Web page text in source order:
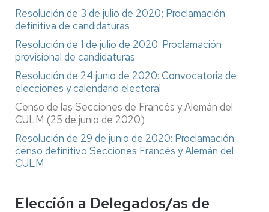
Resolución de 3 de julio de 2020; Proclamación
definitiva de candidaturas
Resolución de 1 de julio de 2020: Proclamación
provisional de candidaturas
Resolución de 24 junio de 2020: Convocatoria de
elecciones y calendario electoral
Censo de las Secciones de Francés y Alemán del
CULM (25 de junio de 2020)
Resolución de 29 de junio de 2020: Proclamación
censo definitivo Secciones Francés y Alemán del
CULM
Elección a Delegados/as de